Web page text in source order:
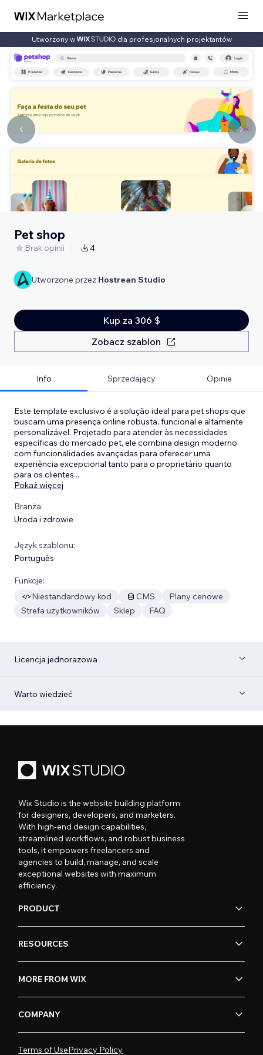
Utworzony w dla profesjonalnych projektantów
Pet shop
Brak opinii 4
Utworzone przez Hostrean Studio
Kup za 306 $
Zobacz szablon
Info Sprzedający Opinie
Este template exclusivo é a solução ideal para pet shops que
buscam uma presença online robusta, funcional e altamente
personalizável. Projetado para atender às necessidades
específicas do mercado pet, ele combina design moderno
com funcionalidades avançadas para oferecer uma
experiência excepcional tanto para o proprietário quanto
para os clientes...
Pokaż więcej
Branża:
Uroda i zdrowie
Język szablonu:
Português
Funkcje:
Niestandardowy kod
CMS
Plany cenowe
Strefa użytkowników
Sklep FAQ
Licencja jednorazowa
Warto wiedzieć
Wix Studio is the website building platform
for designers, developers, and marketers.
With high-end design capabilities,
streamlined workflows, and robust business
tools, it empowers freelancers and
agencies to build, manage, and scale
exceptional websites with maximum
efficiency.
PRODUCT
RESOURCES
MORE FROM WIX
COMPANY
Terms of UsePrivacy Policy